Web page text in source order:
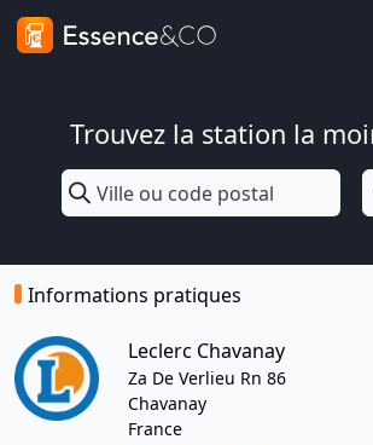
Trouvez la station la
Informations pratiques
Leclerc Chavanay
Za De Verlieu Rn 86
Chavanay
France